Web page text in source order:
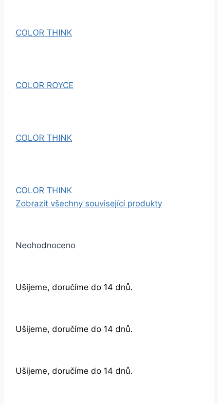
COLOR THINK
COLOR ROYCE
COLOR THINK
COLOR THINK
Zobrazit všechny související produkty
Neohodnoceno
Ušijeme, doručíme do 14 dnů.
Ušijeme, doručíme do 14 dnů.
Ušijeme, doručíme do 14 dnů.